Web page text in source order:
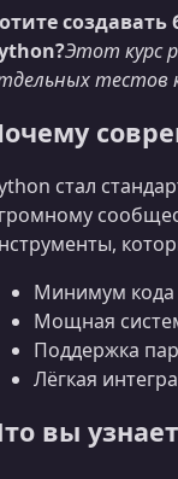
Этот курс
тестов к
стал
Минимум
Мощная
Поддержка
Лёгкая
вы